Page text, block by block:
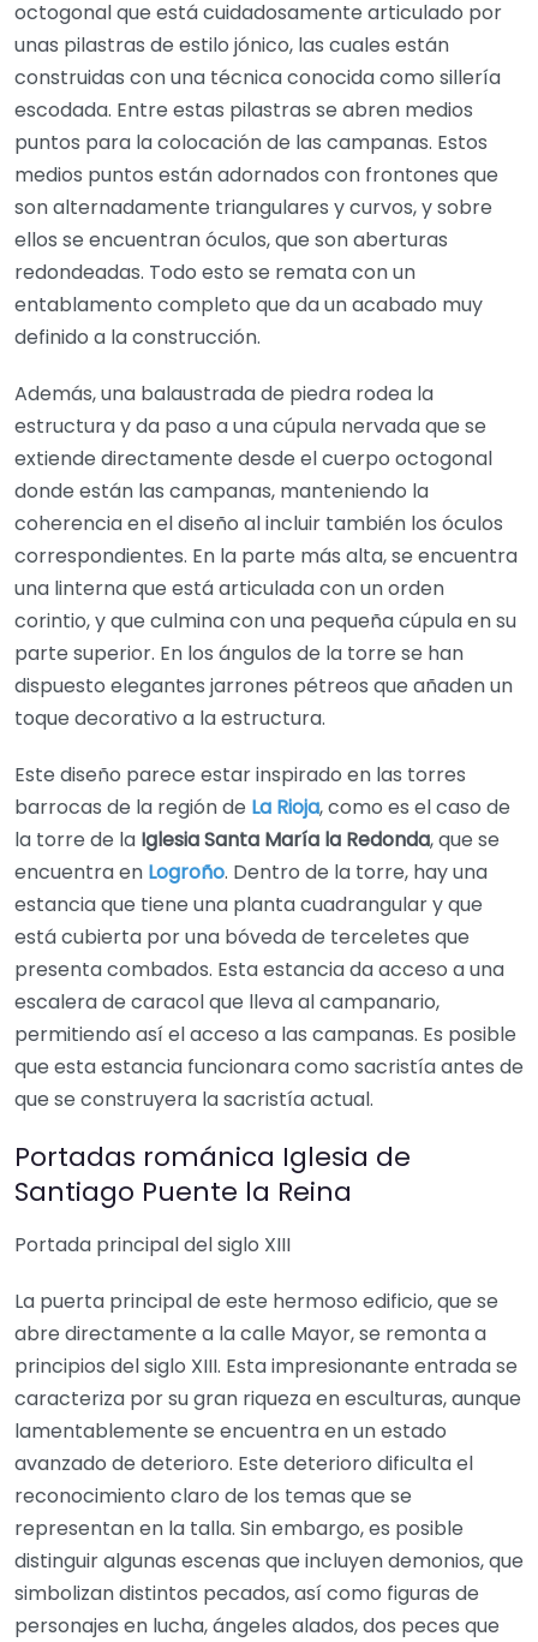
octogonal que está cuidadosamente articulado por
unas pilastras de estilo jónico, las cuales están
construidas con una técnica conocida como sillería
escodada. Entre estas pilastras se abren medios
puntos para la colocación de las campanas. Estos
medios puntos están adornados con frontones que
son alternadamente triangulares y curvos, y sobre
ellos se encuentran óculos, que son aberturas
redondeadas. Todo esto se remata con un
entablamento completo que da un acabado muy
definido a la construcción.
Además, una balaustrada de piedra rodea la
estructura y da paso a una cúpula nervada que se
extiende directamente desde el cuerpo octogonal
donde están las campanas, manteniendo la
coherencia en el diseño al incluir también los óculos
correspondientes. En la parte más alta, se encuentra
una linterna que está articulada con un orden
corintio, y que culmina con una pequeña cúpula en su
parte superior. En los ángulos de la torre se han
dispuesto elegantes jarrones pétreos que añaden un
toque decorativo a la estructura.
Este diseño parece estar inspirado en las torres
barrocas de la región de La Rioja, como es el caso de
la torre de la Iglesia Santa María la Redonda, que se
encuentra en Logroño. Dentro de la torre, hay una
estancia que tiene una planta cuadrangular y que
está cubierta por una bóveda de terceletes que
presenta combados. Esta estancia da acceso a una
escalera de caracol que lleva al campanario,
permitiendo así el acceso a las campanas. Es posible
que esta estancia funcionara como sacristía antes de
que se construyera la sacristía actual.
Portadas románica Iglesia de
Santiago Puente la Reina
Portada principal del siglo XIII
La puerta principal de este hermoso edificio, que se
abre directamente a la calle Mayor, se remonta a
principios del siglo XIII. Esta impresionante entrada se
caracteriza por su gran riqueza en esculturas, aunque
lamentablemente se encuentra en un estado
avanzado de deterioro. Este deterioro dificulta el
reconocimiento claro de los temas que se
representan en la talla. Sin embargo, es posible
distinguir algunas escenas que incluyen demonios, que
simbolizan distintos pecados, así como figuras de
personajes en lucha, ángeles alados, dos peces que